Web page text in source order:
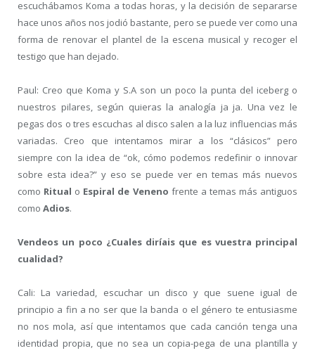
escuchábamos Koma a todas horas, y la decisión de separarse
hace unos años nos jodió bastante, pero se puede ver como una
forma de renovar el plantel de la escena musical y recoger el
testigo que han dejado.
Paul: Creo que Koma y S.A son un poco la punta del iceberg o
nuestros pilares, según quieras la analogía ja ja. Una vez le
pegas dos o tres escuchas al disco salen a la luz influencias más
variadas. Creo que intentamos mirar a los “clásicos” pero
siempre con la idea de “ok, cómo podemos redefinir o innovar
sobre esta idea?” y eso se puede ver en temas más nuevos
como Ritual o Espiral de Veneno frente a temas más antiguos
como Adios.
Vendeos un poco ¿Cuales diríais que es vuestra principal
cualidad?
Cali: La variedad, escuchar un disco y que suene igual de
principio a fin a no ser que la banda o el género te entusiasme
no nos mola, así que intentamos que cada canción tenga una
identidad propia, que no sea un copia-pega de una plantilla y